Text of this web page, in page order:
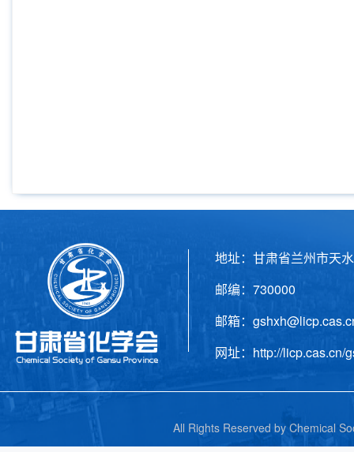
地址：甘肃省兰州市天
邮编：730000 电
邮箱：
网址：http://licp.cas.cn/
All Rights Reserved by Chemical